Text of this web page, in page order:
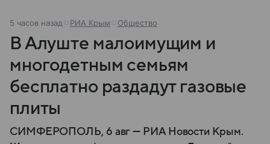
5 часов назад РИА Крым Общество
В Алуште малоимущим и
многодетным семьям
бесплатно раздадут газовые
плиты
СИМФЕРОПОЛЬ, 6 авг — РИА Новости Крым.